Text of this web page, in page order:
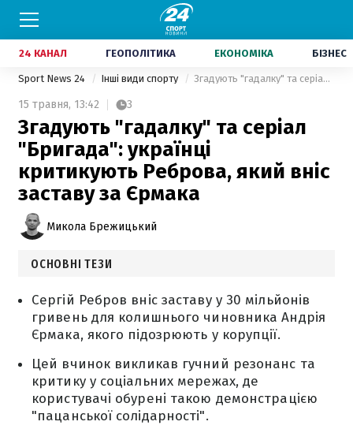
24 КАНАЛ ГЕОПОЛІТИКА ЕКОНОМІКА БІЗНЕС
Sport News 24 Інші види спорту Згадують "гадалку" та серіал "Бригада": українці критикують Реброва, який вніс заставу за Єрмака
15 травня, 13:42 3
Згадують "гадалку" та серіал
"Бригада": українці
критикують Реброва, який вніс
заставу за Єрмака
Микола Брежицький
ОСНОВНІ ТЕЗИ
Сергій Ребров вніс заставу у 30 мільйонів
гривень для колишнього чиновника Андрія
Єрмака, якого підозрюють у корупції.
Цей вчинок викликав гучний резонанс та
критику у соціальних мережах, де
користувачі обурені такою демонстрацією
"пацанської солідарності".